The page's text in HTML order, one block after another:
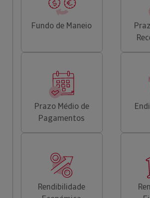
Fundo de Maneio
Prazo Médio de
Pagamentos
Rendibilidade